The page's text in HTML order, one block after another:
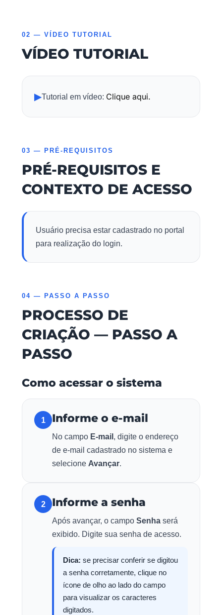
02 — VÍDEO TUTORIAL
VÍDEO TUTORIAL
▶Tutorial em vídeo: Clique aqui.
03 — PRÉ-REQUISITOS
PRÉ-REQUISITOS E
CONTEXTO DE ACESSO
Usuário precisa estar cadastrado no portal
para realização do login.
04 — PASSO A PASSO
PROCESSO DE
CRIAÇÃO — PASSO A
PASSO
Como acessar o sistema
1 Informe o e-mail
No campo E-mail , digite o endereço
de e-mail cadastrado no sistema e
selecione Avançar.
2 Informe a senha
Após avançar, o campo Senha será
exibido. Digite sua senha de acesso.
Dica: se precisar conferir se digitou
a senha corretamente, clique no
ícone de olho ao lado do campo
para visualizar os caracteres
digitados.